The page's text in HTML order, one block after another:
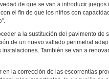
de que se van a introducir
el fin de que los niños con
a la sustitución del pavimento
de un nuevo vallado perimetral
instalaciones. También se van a
en la corrección de las escorrentías